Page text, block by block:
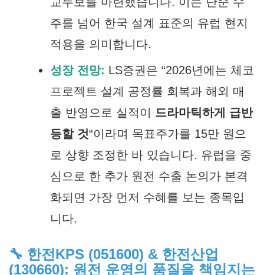
주를 넘어 한국 설계 표준의 유럽 현지
적용을 의미합니다.
성장 전망: LS증권은 “2026년에는 체코
프로젝트 설계 공정률 회복과 해외 매
출 반영으로 실적이 드라마틱하게 급반
등할 것“이라며 목표주가를 15만 원으
로 상향 조정한 바 있습니다. 유럽을 중
심으로 한 추가 원전 수출 논의가 본격
화되면 가장 먼저 수혜를 보는 종목입
니다.
🔧 한전KPS (051600) & 한전산업
(130660): 원전 운영의 품질을 책임지는